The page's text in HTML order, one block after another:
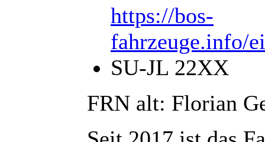
https://bos-
fahrzeuge.info/
SU-JL 22XX
FRN alt: Florian